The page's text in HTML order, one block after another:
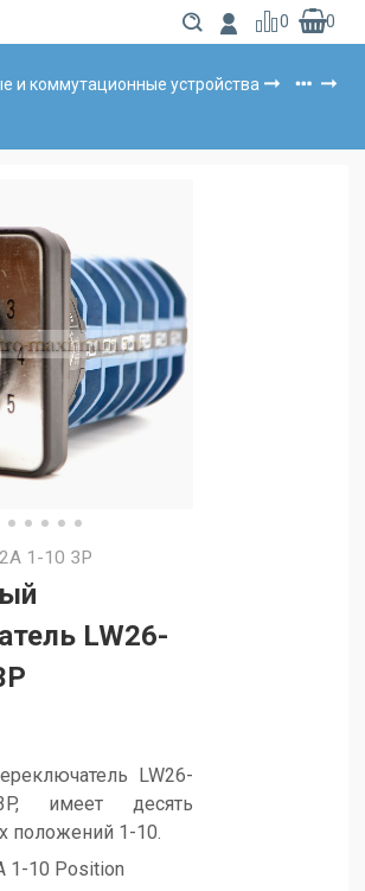
0 0
и коммутационные устройства
1-10 3P
LW26-
LW26-
имеет десять
положений 1-10.
1-10 Position